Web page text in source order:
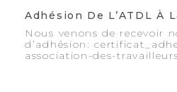
Adhésion De L’ATDL À
Nous venons de recevoir
d’adhésion:
association-des-